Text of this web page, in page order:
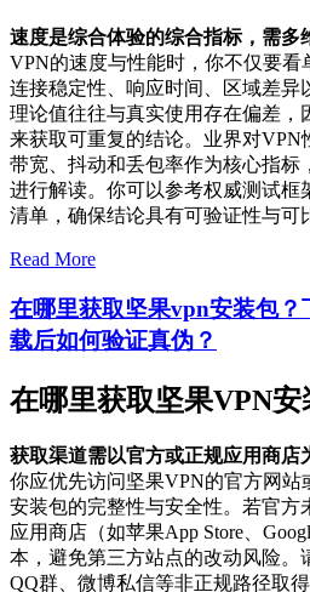
速度是综合体验的综合指标，需多
VPN的速度与性能时，你不仅要看
连接稳定性、响应时间、区域差异
理论值往往与真实使用存在偏差，
来获取可重复的结论。业界对VPN
带宽、抖动和丢包率作为核心指标
进行解读。你可以参考权威测试框
清单，确保结论具有可验证性与可
Read More
在哪里获取坚果vpn安装包
载后如何验证真伪？
在哪里获取坚果VPN安
获取渠道需以官方或正规应用商店
你应优先访问坚果VPN的官方网站
安装包的完整性与安全性。若官方
应用商店（如苹果App Store、
本，避免第三方站点的改动风险。
QQ群、微博私信等非正规路径取